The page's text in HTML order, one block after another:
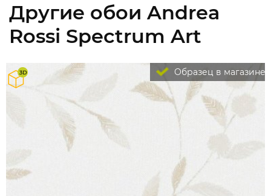
Другие обои Andrea
Rossi Spectrum Art
Образец в магазине